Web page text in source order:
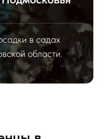
в садах
области.